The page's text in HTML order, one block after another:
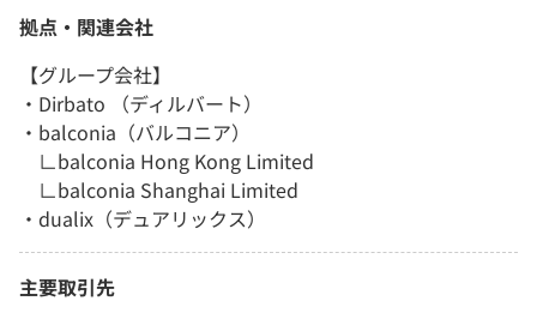
拠点・関連会社
【グループ会社】
・Dirbato （ディルバート）
・balconia（バルコニア）
∟balconia Hong Kong Limited
∟balconia Shanghai Limited
・dualix（デュアリックス）
主要取引先